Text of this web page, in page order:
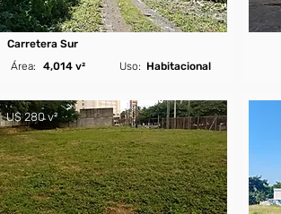
Carretera Sur
Área:
4,014 v² Habitacional
Uso:
U$ 280 v²